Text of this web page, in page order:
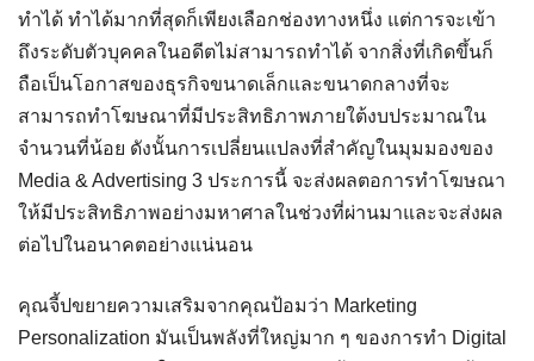
ทำได้ ทำได้มากที่สุดก็เพียงเลือกช่องทางหนึ่ง แต่การจะเข้า
ถึงระดับตัวบุคคลในอดีตไม่สามารถทำได้ จากสิ่งที่เกิดขึ้นก็
ถือเป็นโอกาสของธุรกิจขนาดเล็กและขนาดกลางที่จะ
สามารถทำโฆษณาที่มีประสิทธิภาพภายใต้งบประมาณใน
จำนวนที่น้อย ดังนั้นการเปลี่ยนแปลงที่สำคัญในมุมมองของ
Media & Advertising 3 ประการนี้ จะส่งผลตอการทำโฆษณา
ให้มีประสิทธิภาพอย่างมหาศาลในช่วงที่ผ่านมาและจะส่งผล
ต่อไปในอนาคตอย่างแน่นอน
คุณจี้ปขยายความเสริมจากคุณป้อมว่า Marketing
Personalization มันเป็นพลังที่ใหญ่มาก ๆ ของการทำ Digital